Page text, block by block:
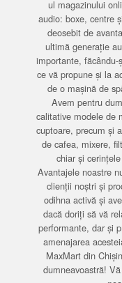
ul magazinului
audio: boxe, centre
deosebit de
ultimă generație
importante,
ce vă propune și la
de o mașină de
Avem pentru
calitative modele de
cuptoare, precum și
de cafea, mixere,
chiar și
Avantajele noastre
clienții noștri și
odihna activă și
dacă doriți să vă
performante, dar și
amenajarea
MaxMart din
dumneavoastră!